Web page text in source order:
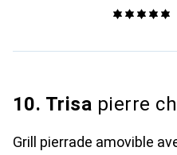
10. Trisa pierre
Grill pierrade amovible